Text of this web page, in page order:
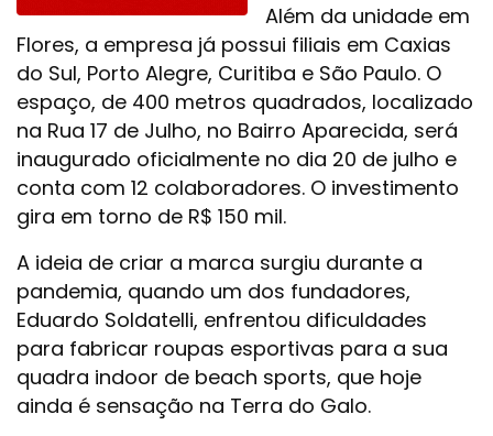
Além da unidade em
Flores, a empresa já possui filiais em Caxias
do Sul, Porto Alegre, Curitiba e São Paulo. O
espaço, de 400 metros quadrados, localizado
na Rua 17 de Julho, no Bairro Aparecida, será
inaugurado oficialmente no dia 20 de julho e
conta com 12 colaboradores. O investimento
gira em torno de R$ 150 mil.
A ideia de criar a marca surgiu durante a
pandemia, quando um dos fundadores,
Eduardo Soldatelli, enfrentou dificuldades
para fabricar roupas esportivas para a sua
quadra indoor de beach sports, que hoje
ainda é sensação na Terra do Galo.